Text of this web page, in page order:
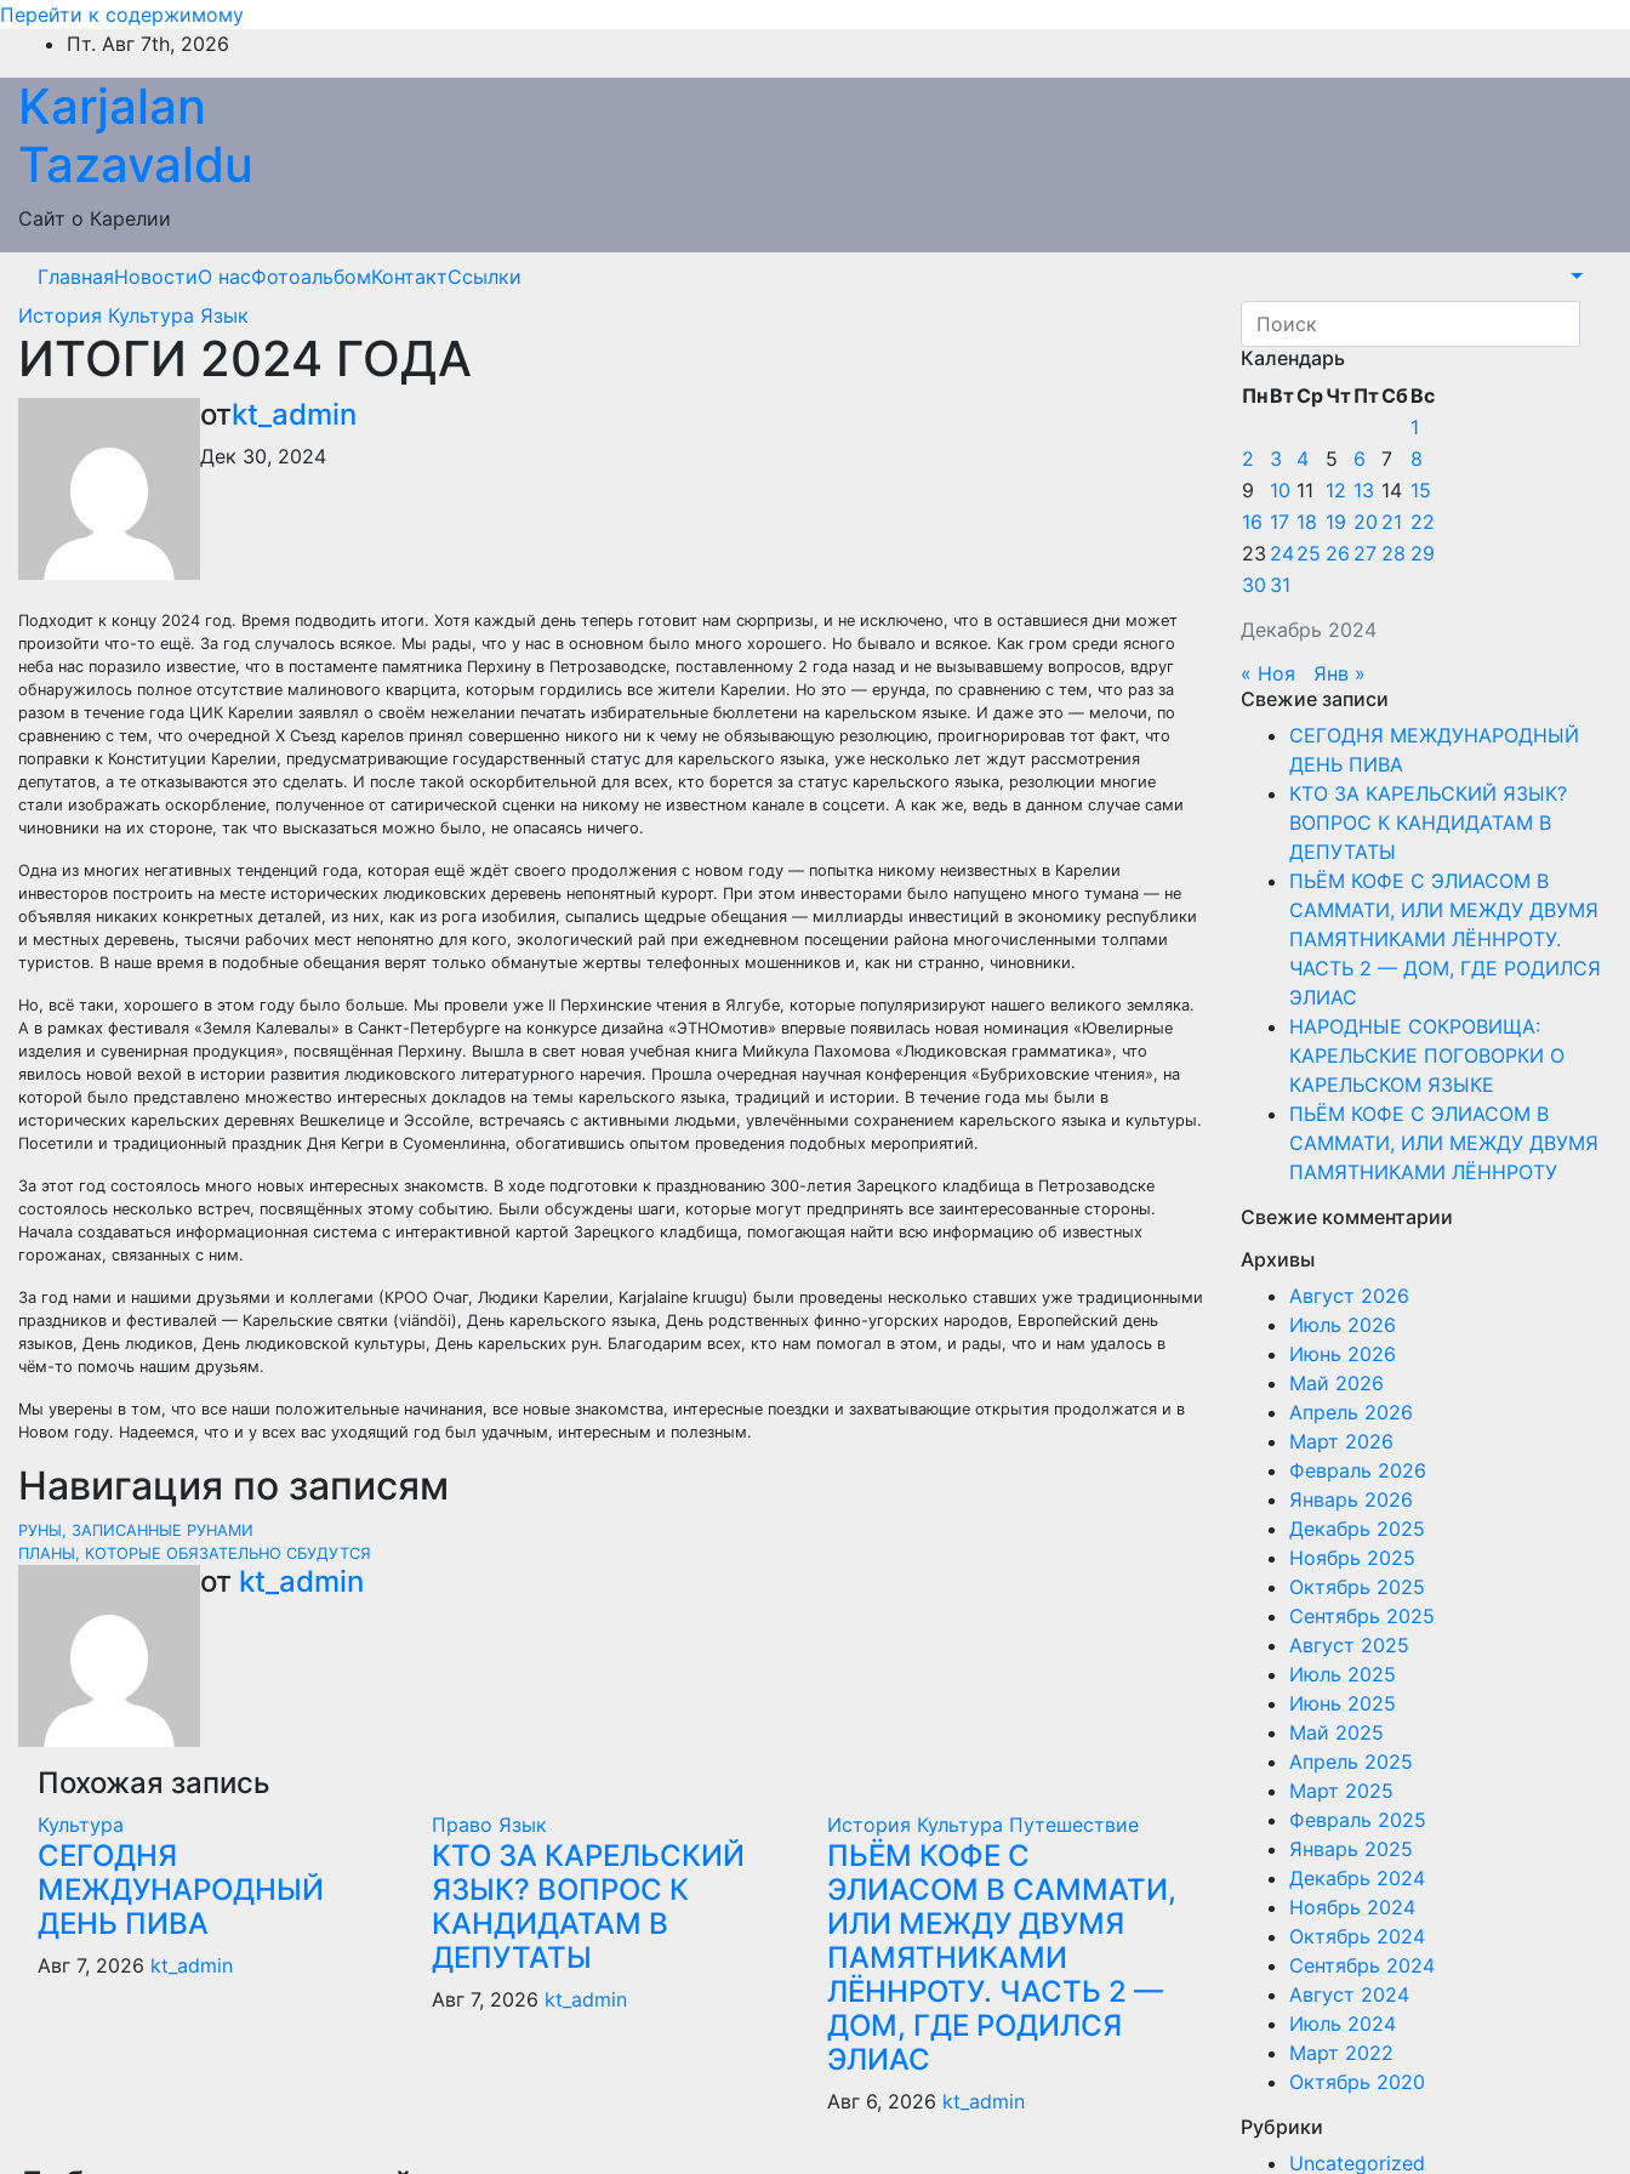
Перейти к содержимому
Пт. Авг 7th, 2026
Karjalan
Tazavaldu
Сайт о Карелии
ГлавнаяНовостиО насФотоальбомКонтактСсылки
История Культура Язык
ИТОГИ 2024 ГОДА
отkt_admin
Дек 30, 2024
Подходит к концу 2024 год. Время подводить итоги. Хотя каждый день теперь готовит нам сюрпризы, и не исключено, что в оставшиеся дни может
произойти что-то ещё. За год случалось всякое. Мы рады, что у нас в основном было много хорошего. Но бывало и всякое. Как гром среди ясного
неба нас поразило известие, что в постаменте памятника Перхину в Петрозаводске, поставленному 2 года назад и не вызывавшему вопросов, вдруг
обнаружилось полное отсутствие малинового кварцита, которым гордились все жители Карелии. Но это — ерунда, по сравнению с тем, что раз за
разом в течение года ЦИК Карелии заявлял о своём нежелании печатать избирательные бюллетени на карельском языке. И даже это — мелочи, по
сравнению с тем, что очередной X Съезд карелов принял совершенно никого ни к чему не обязывающую резолюцию, проигнорировав тот факт, что
поправки к Конституции Карелии, предусматривающие государственный статус для карельского языка, уже несколько лет ждут рассмотрения
депутатов, а те отказываются это сделать. И после такой оскорбительной для всех, кто борется за статус карельского языка, резолюции многие
стали изображать оскорбление, полученное от сатирической сценки на никому не известном канале в соцсети. А как же, ведь в данном случае сами
чиновники на их стороне, так что высказаться можно было, не опасаясь ничего.
Одна из многих негативных тенденций года, которая ещё ждёт своего продолжения с новом году — попытка никому неизвестных в Карелии
инвесторов построить на месте исторических людиковских деревень непонятный курорт. При этом инвесторами было напущено много тумана — не
объявляя никаких конкретных деталей, из них, как из рога изобилия, сыпались щедрые обещания — миллиарды инвестиций в экономику республики
и местных деревень, тысячи рабочих мест непонятно для кого, экологический рай при ежедневном посещении района многочисленными толпами
туристов. В наше время в подобные обещания верят только обманутые жертвы телефонных мошенников и, как ни странно, чиновники.
Но, всё таки, хорошего в этом году было больше. Мы провели уже II Перхинские чтения в Ялгубе, которые популяризируют нашего великого земляка.
А в рамках фестиваля «Земля Калевалы» в Санкт-Петербурге на конкурсе дизайна «ЭТНОмотив» впервые появилась новая номинация «Ювелирные
изделия и сувенирная продукция», посвящённая Перхину. Вышла в свет новая учебная книга Мийкула Пахомова «Людиковская грамматика», что
явилось новой вехой в истории развития людиковского литературного наречия. Прошла очередная научная конференция «Бубриховские чтения», на
которой было представлено множество интересных докладов на темы карельского языка, традиций и истории. В течение года мы были в
исторических карельских деревнях Вешкелице и Эссойле, встречаясь с активными людьми, увлечёнными сохранением карельского языка и культуры.
Посетили и традиционный праздник Дня Кегри в Суоменлинна, обогатившись опытом проведения подобных мероприятий.
За этот год состоялось много новых интересных знакомств. В ходе подготовки к празднованию 300-летия Зарецкого кладбища в Петрозаводске
состоялось несколько встреч, посвящённых этому событию. Были обсуждены шаги, которые могут предпринять все заинтересованные стороны.
Начала создаваться информационная система с интерактивной картой Зарецкого кладбища, помогающая найти всю информацию об известных
горожанах, связанных с ним.
За год нами и нашими друзьями и коллегами (КРОО Очаг, Людики Карелии, Karjalaine kruugu) были проведены несколько ставших уже традиционными
праздников и фестивалей — Карельские святки (viändöi), День карельского языка, День родственных финно-угорских народов, Европейский день
языков, День людиков, День людиковской культуры, День карельских рун. Благодарим всех, кто нам помогал в этом, и рады, что и нам удалось в
чём-то помочь нашим друзьям.
Мы уверены в том, что все наши положительные начинания, все новые знакомства, интересные поездки и захватывающие открытия продолжатся и в
Новом году. Надеемся, что и у всех вас уходящий год был удачным, интересным и полезным.
Навигация по записям
РУНЫ, ЗАПИСАННЫЕ РУНАМИ
ПЛАНЫ, КОТОРЫЕ ОБЯЗАТЕЛЬНО СБУДУТСЯ
от kt_admin
Похожая запись
Культура
СЕГОДНЯ
МЕЖДУНАРОДНЫЙ
ДЕНЬ ПИВА
Авг 7, 2026 kt_admin
Право Язык
КТО ЗА КАРЕЛЬСКИЙ
ЯЗЫК? ВОПРОС К
КАНДИДАТАМ В
ДЕПУТАТЫ
Авг 7, 2026 kt_admin
История Культура Путешествие
ПЬЁМ КОФЕ С
ЭЛИАСОМ В САММАТИ,
ИЛИ МЕЖДУ ДВУМЯ
ПАМЯТНИКАМИ
ЛЁННРОТУ. ЧАСТЬ 2 —
ДОМ, ГДЕ РОДИЛСЯ
ЭЛИАС
Авг 6, 2026 kt_admin
Календарь
Декабрь 2024
ПнВтСрЧтПтСбВс
1
2
3 4 5 6 7
8
9
10 11 12 13 14 15
16 17 18 19 20 21 22
23 2425 26 27 28 29
30 31
« Ноя
Янв »
Свежие записи
СЕГОДНЯ МЕЖДУНАРОДНЫЙ
ДЕНЬ ПИВА
КТО ЗА КАРЕЛЬСКИЙ ЯЗЫК?
ВОПРОС К КАНДИДАТАМ В
ДЕПУТАТЫ
ПЬЁМ КОФЕ С ЭЛИАСОМ В
САММАТИ, ИЛИ МЕЖДУ ДВУМЯ
ПАМЯТНИКАМИ ЛЁННРОТУ.
ЧАСТЬ 2 — ДОМ, ГДЕ РОДИЛСЯ
ЭЛИАС
НАРОДНЫЕ СОКРОВИЩА:
КАРЕЛЬСКИЕ ПОГОВОРКИ О
КАРЕЛЬСКОМ ЯЗЫКЕ
ПЬЁМ КОФЕ С ЭЛИАСОМ В
САММАТИ, ИЛИ МЕЖДУ ДВУМЯ
ПАМЯТНИКАМИ ЛЁННРОТУ
Свежие комментарии
Архивы
Август 2026
Июль 2026
Июнь 2026
Май 2026
Апрель 2026
Март 2026
Февраль 2026
Январь 2026
Декабрь 2025
Ноябрь 2025
Октябрь 2025
Сентябрь 2025
Август 2025
Июль 2025
Июнь 2025
Май 2025
Апрель 2025
Март 2025
Февраль 2025
Январь 2025
Декабрь 2024
Ноябрь 2024
Октябрь 2024
Сентябрь 2024
Август 2024
Июль 2024
Март 2022
Октябрь 2020
Рубрики
Uncategorized